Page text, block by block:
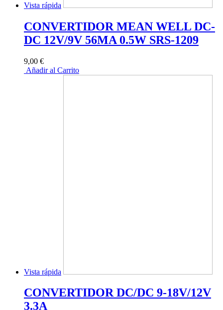
Vista rápida
CONVERTIDOR MEAN WELL DC-
DC 12V/9V 56MA 0.5W SRS-1209
9,00 €
Añadir al Carrito
Vista rápida
CONVERTIDOR DC/DC 9-18V/12V
3.3A